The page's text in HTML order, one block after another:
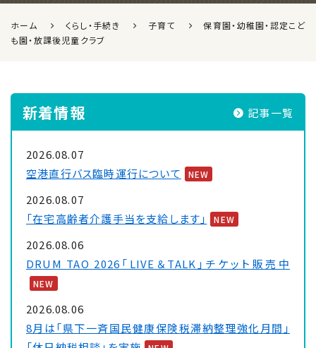
ホーム くらし・手続き 子育て
保育園・幼稚園・認定こど
も園・放課後児童クラブ
新着情報 記事一覧
2026.08.07
空港直行バス臨時運行について
NEW
2026.08.07
「在宅高齢者介護手当を支給します」
NEW
2026.08.06
DRUM TAO 2026「LIVE＆TALK」チケット販売中
NEW
2026.08.06
8月は「県下一斉国民健康保険税滞納整理強化月間」